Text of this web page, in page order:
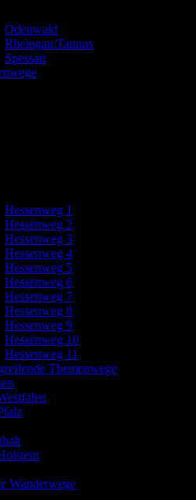
Odenwald
Rheingau/Taunus
Spessart
Hessenweg 1
Hessenweg 2
Hessenweg 3
Hessenweg 4
Hessenweg 5
Hessenweg 6
Hessenweg 7
Hessenweg 8
Hessenweg 9
Hessenweg 10
Hessenweg 11
Themenwege
Wanderwege